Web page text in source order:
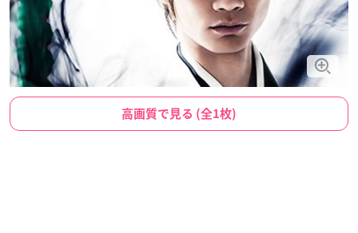
高画質で見る (全1枚)